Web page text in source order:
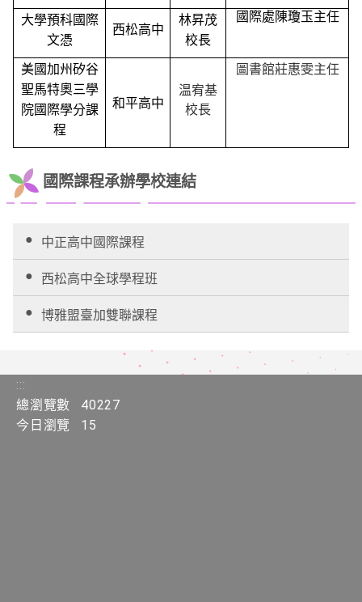
大學預科國際
文憑
西松高中
林昇茂
校長
國際處陳瓊玉主任
美國加州矽谷
聖馬特奧三學
院國際學分課
程
和平高中
温宥基
校長
圖書館莊惠雯主任
國際課程承辦學校連結
中正高中國際課程
西松高中全球學程班
博雅盟臺加雙聯課程
:::
總瀏覽數
40227
今日瀏覽
15